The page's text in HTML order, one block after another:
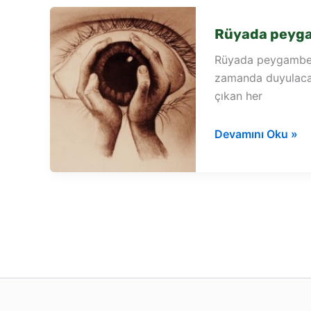
Rüyada
Rüyada
zamanda
çıkan her
Rüyada
Devamını Oku »